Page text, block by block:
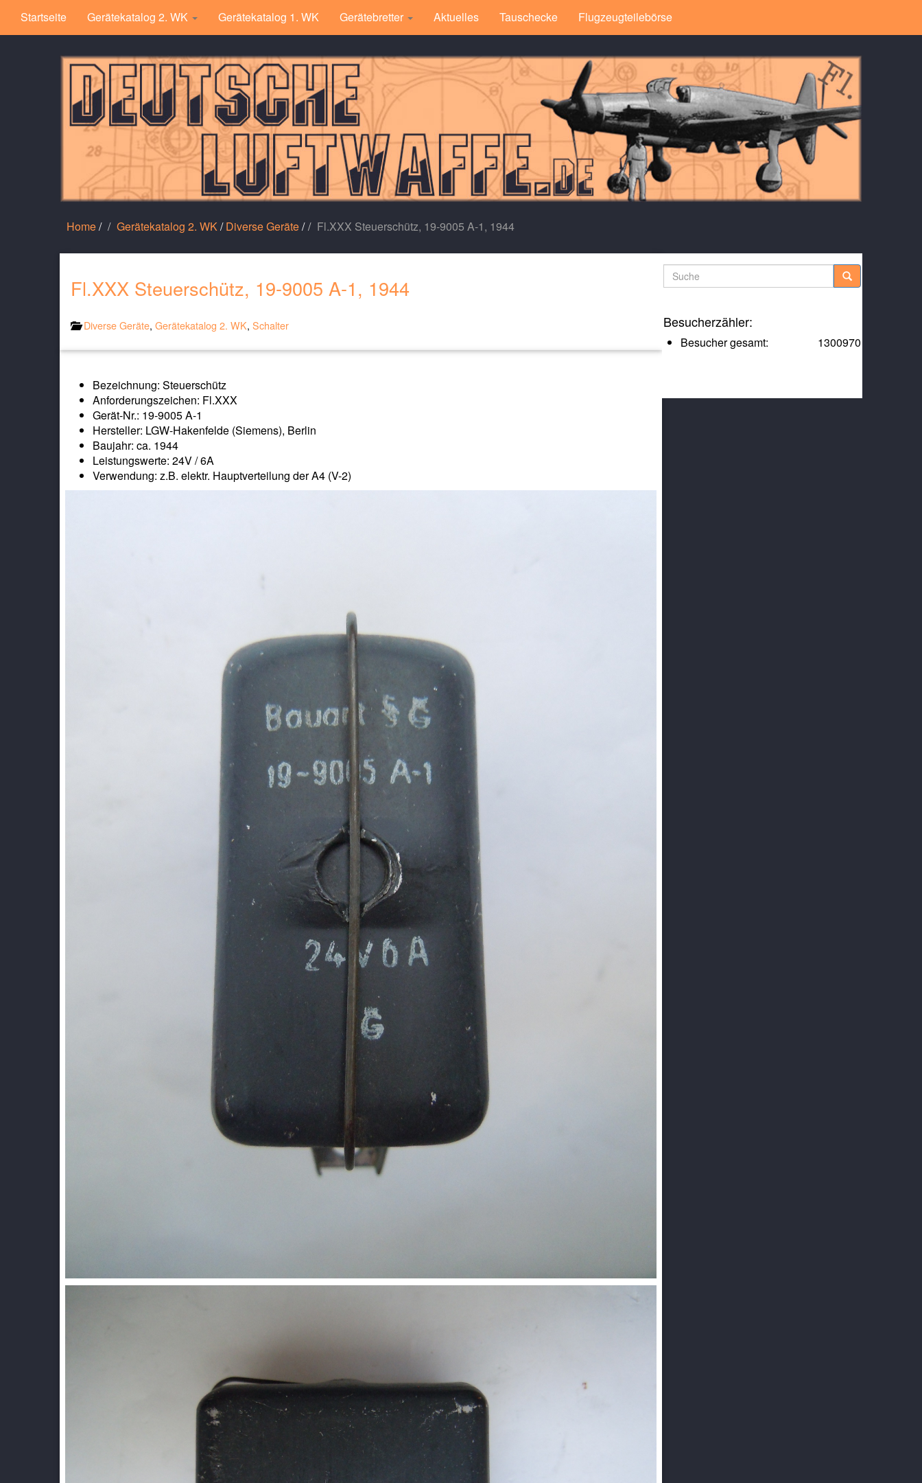
Startseite Gerätekatalog 2. WK Gerätekatalog 1. WK Gerätebretter Aktuelles Tauschecke Flugzeugteilebörse
Home/ Gerätekatalog 2. WK /Diverse Geräte/ Fl.XXX Steuerschütz, 19-9005 A-1, 1944
Fl.XXX Steuerschütz, 19-9005 A-1, 1944
Diverse Geräte, Gerätekatalog 2. WK, Schalter
Bezeichnung: Steuerschütz
Anforderungszeichen: Fl.XXX
Gerät-Nr.: 19-9005 A-1
Hersteller: LGW-Hakenfelde (Siemens), Berlin
Baujahr: ca. 1944
Leistungswerte: 24V / 6A
Verwendung: z.B. elektr. Hauptverteilung der A4 (V-2)
Suche
Besucherzähler:
1300970
Besucher gesamt: